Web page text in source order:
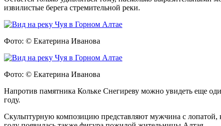
извилистые берега стремительной реки.
Фото: © Екатерина Иванова
Фото: © Екатерина Иванова
Напротив памятника Кольке Снегиреву можно увидеть еще
году.
Скульптурную композицию представляют мужчина с